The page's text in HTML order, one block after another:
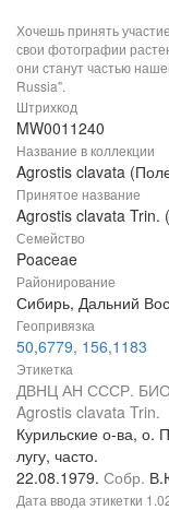
Хочешь принять
свои фотографии
они станут частью
Russia".
Штрихкод
MW0011240
Название в коллекции
Agrostis clavata
Принятое название
Agrostis clavata Trin.
Семейство
Poaceae
Районирование
Сибирь, Дальний
Геопривязка
50,6779, 156,1183
Этикетка
ДВНЦ АН СССР.
Agrostis clavata Trin.
Курильские о-ва, о.
лугу, часто.
22.08.1979. Собр.
Дата ввода этикетки